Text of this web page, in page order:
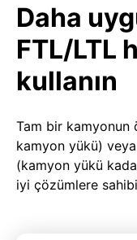
Daha
FTL/LTL
kullanın
Tam bir kamyonun
kamyon yükü)
(kamyon yükü
iyi çözümlere